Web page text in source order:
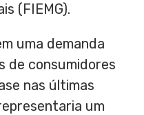
(FIEMG).
uma demanda
de consumidores
nas últimas
um